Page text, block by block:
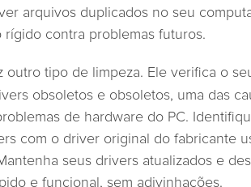
arquivos duplicados no seu
contra problemas futuros.
outro tipo de limpeza. Ele verifica o
obsoletos e obsoletos, uma das
de hardware do PC.
com o driver original do fabricante
seus drivers atualizados e
e funcional, sem adivinhações.